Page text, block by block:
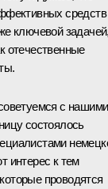
средств
ключевой
отечественные
с нашими
состоялось
интерес к тем
проводятся